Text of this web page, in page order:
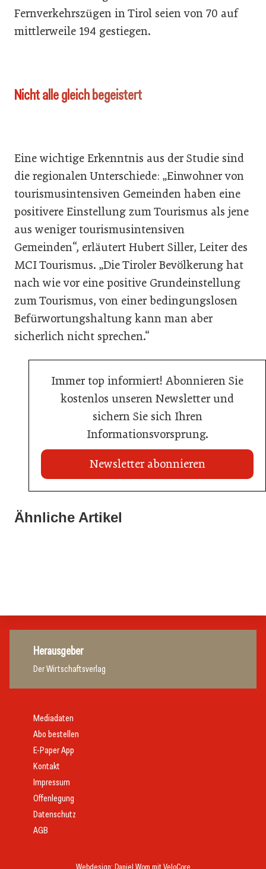
Fernverkehrszügen in Tirol seien von 70 auf
mittlerweile 194 gestiegen.
Nicht alle gleich begeistert
Eine wichtige Erkenntnis aus der Studie sind
die regionalen Unterschiede: „Einwohner von
tourismusintensiven Gemeinden haben eine
positivere Einstellung zum Tourismus als jene
aus weniger tourismusintensiven
Gemeinden“, erläutert Hubert Siller, Leiter des
MCI Tourismus. „Die Tiroler Bevölkerung hat
nach wie vor eine positive Grundeinstellung
zum Tourismus, von einer bedingungslosen
Befürwortungshaltung kann man aber
sicherlich nicht sprechen.“
Immer top informiert! Abonnieren Sie
kostenlos unseren Newsletter und
sichern Sie sich Ihren
Informationsvorsprung.
Newsletter abonnieren
Ähnliche Artikel
Travel Start-up Night 2026: Beste Tourismus-Idee
Herausgeber
Der Wirtschaftsverlag
Webdesign: Daniel Wom mitVeloCore
Mediadaten
Abo bestellen
E-Paper App
Kontakt
Impressum
Offenlegung
Datenschutz
AGB